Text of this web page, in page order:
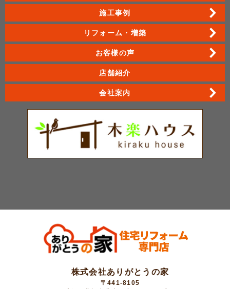
施工事例
リフォーム・増築
お客様の声
店舗紹介
会社案内
株式会社ありがとうの家
〒441-8105